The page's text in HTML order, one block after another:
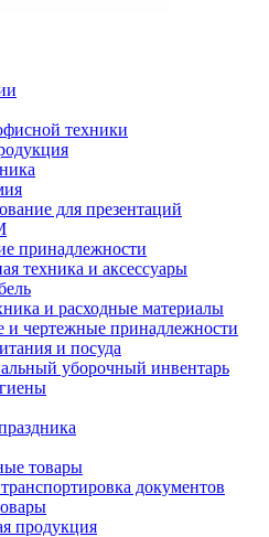
техники
для презентаций
принадлежности
техника и аксессуары
и расходные материалы
чертежные принадлежности
и посуда
уборочный инвентарь
товары
документов
продукция